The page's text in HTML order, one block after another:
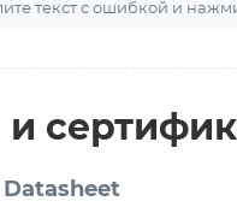
текст с ошибкой и